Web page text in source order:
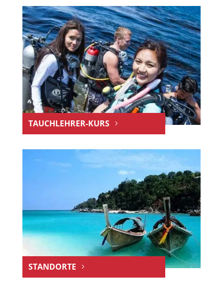
TAUCHLEHRER-KURS
STANDORTE